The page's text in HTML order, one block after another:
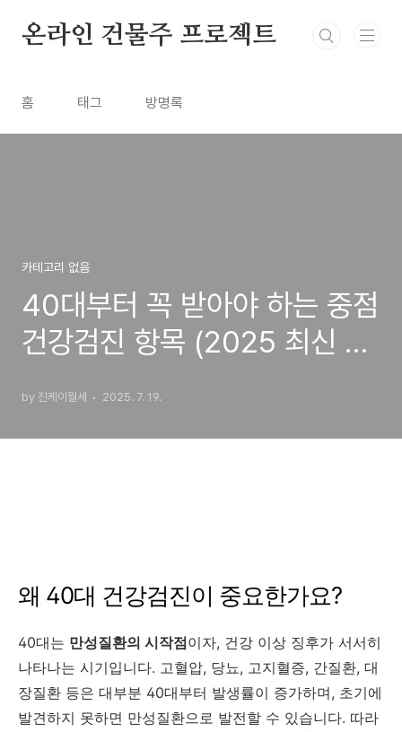
온라인 건물주 프로젝트
홈 태그 방명록
카테고리 없음
40대부터 꼭 받아야 하는 중점
건강검진 항목 (2025 최신 정
by 진케이월세 2025. 7. 19.
왜 40대 건강검진이 중요한가요?
40대는 만성질환의 시작점이자, 건강 이상 징후가 서서히
나타나는 시기입니다. 고혈압, 당뇨, 고지혈증, 간질환, 대
장질환 등은 대부분 40대부터 발생률이 증가하며, 초기에
발견하지 못하면 만성질환으로 발전할 수 있습니다. 따라